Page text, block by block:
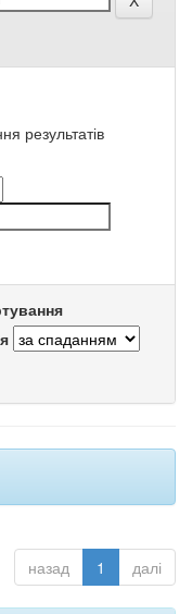
результатів
назад 1 далі